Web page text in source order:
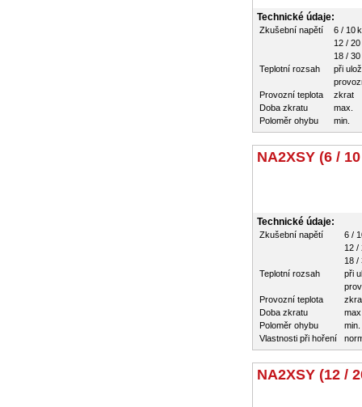
Technické údaje:
Zkušební napětí
6 / 10
12 / 20
18 / 30
Teplotní rozsah
při
Provozní teplota
zkrat
Doba zkratu
max.
Poloměr ohybu
min.
NA2XSY (6 /
Technické údaje:
Zkušební napětí
6 /
12 /
18 /
Teplotní rozsah
při
Provozní teplota
Doba zkratu
Poloměr ohybu
min.
Vlastnosti při hoření
NA2XSY (12 /